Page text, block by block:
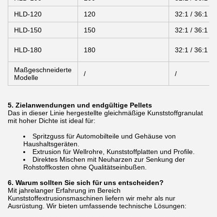
HLD-120 120 32:1 / 36:1
HLD-150 150 32:1 / 36:1
HLD-180 180 32:1 / 36:1
Maßgeschneiderte
Modelle
/ /
5. Zielanwendungen und endgültige Pellets
Das in dieser Linie hergestellte gleichmäßige Kunststoffgranulat
mit hoher Dichte ist ideal für:
Spritzguss für Automobilteile und Gehäuse von
Haushaltsgeräten.
Extrusion für Wellrohre, Kunststoffplatten und Profile.
Direktes Mischen mit Neuharzen zur Senkung der
Rohstoffkosten ohne Qualitätseinbußen.
6. Warum sollten Sie sich für uns entscheiden?
Mit jahrelanger Erfahrung im Bereich
Kunststoffextrusionsmaschinen liefern wir mehr als nur
Ausrüstung. Wir bieten umfassende technische Lösungen: